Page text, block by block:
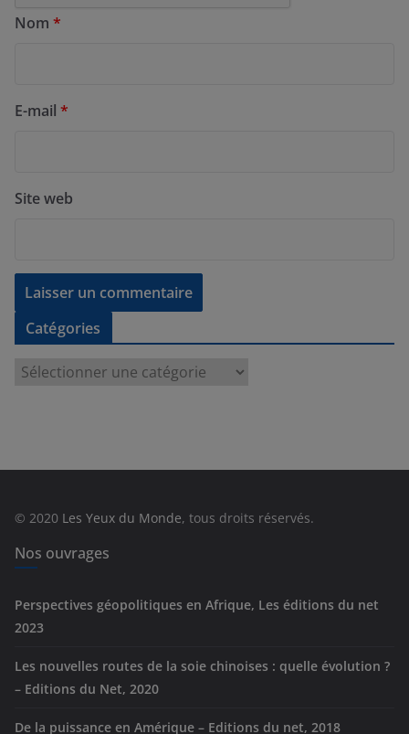
Nom *
E-mail *
Site web
Catégories
e
s
© 2020 Les Yeux du Monde, tous droits réservés.
Nos ouvrages
Perspectives géopolitiques en Afrique, Les éditions du net
2023
Les nouvelles routes de la soie chinoises : quelle évolution ?
– Editions du Net, 2020
De la puissance en Amérique – Editions du net, 2018